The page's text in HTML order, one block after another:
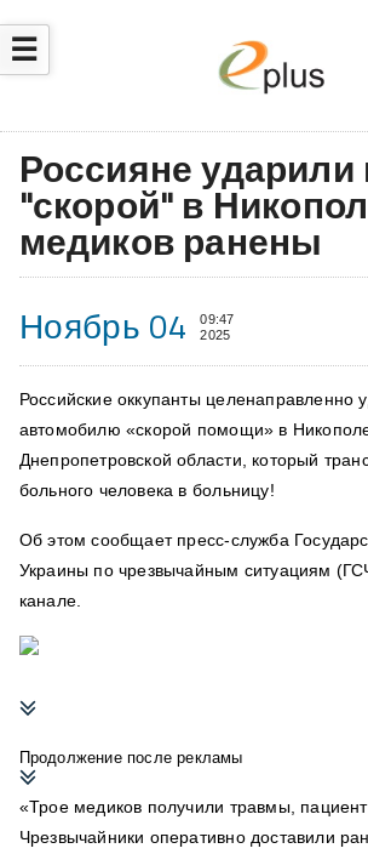
☰
Россияне ударили
"скорой" в
медиков ранены
Ноябрь 04
09:47
2025
Российские оккупанты целенаправленно
автомобилю «скорой помощи» в
Днепропетровской области, который
больного человека в больницу!
Об этом сообщает пресс-служба
Украины по чрезвычайным ситуациям
канале.
Продолжение после рекламы
«Трое медиков получили травмы,
Чрезвычайники оперативно доставили